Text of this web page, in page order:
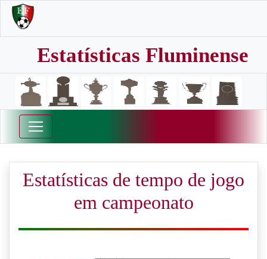
Estatísticas Fluminense
Estatísticas de tempo de jogo
em campeonato